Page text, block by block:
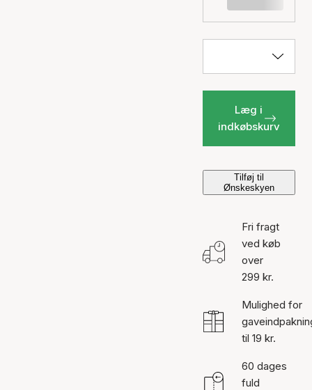
Læg i
indkøbskurv
Tilføj til
Ønskeskyen
Fri fragt
ved køb
over
299 kr.
Mulighed for
til 19 kr.
60 dages
fuld